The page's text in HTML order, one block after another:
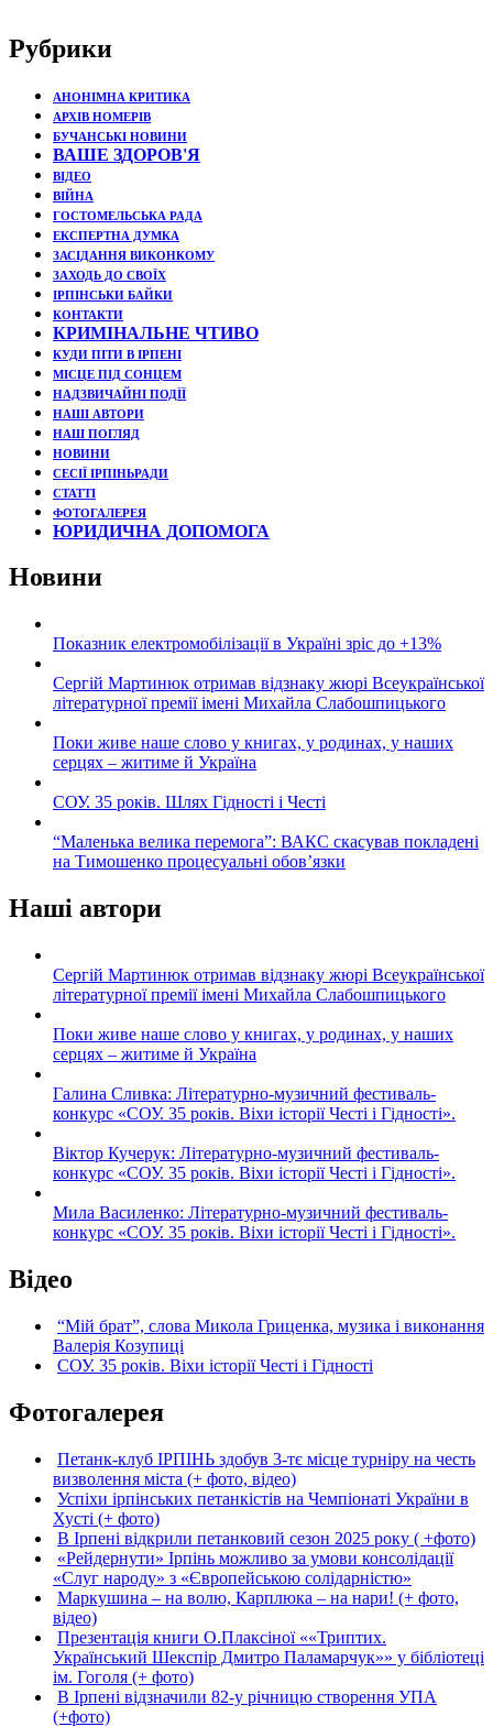
Рубрики
АНОНІМНА КРИТИКА
АРХІВ НОМЕРІВ
БУЧАНСЬКІ НОВИНИ
ВАШЕ ЗДОРОВ'Я
ВІДЕО
ВІЙНА
ГОСТОМЕЛЬСЬКА РАДА
ЕКСПЕРТНА ДУМКА
ЗАСІДАННЯ ВИКОНКОМУ
ЗАХОДЬ ДО СВОЇХ
ІРПІНСЬКИ БАЙКИ
КОНТАКТИ
КРИМІНАЛЬНЕ ЧТИВО
КУДИ ПІТИ В ІРПЕНІ
МІСЦЕ ПІД СОНЦЕМ
НАДЗВИЧАЙНІ ПОДЇЇ
НАШІ АВТОРИ
НАШ ПОГЛЯД
НОВИНИ
СЕСІЇ ІРПІНЬРАДИ
СТАТТІ
ФОТОГАЛЕРЕЯ
ЮРИДИЧНА ДОПОМОГА
Новини
Показник електромобілізації в Україні зріс до +13%
Сергій Мартинюк отримав відзнаку жюрі Всеукраїнської
літературної премії імені Михайла Слабошпицького
Поки живе наше слово у книгах, у родинах, у наших
серцях – житиме й Україна
СОУ. 35 років. Шлях Гідності і Честі
“Маленька велика перемога”: ВАКС скасував покладені
на Тимошенко процесуальні обов’язки
Наші автори
Сергій Мартинюк отримав відзнаку жюрі Всеукраїнської
літературної премії імені Михайла Слабошпицького
Поки живе наше слово у книгах, у родинах, у наших
серцях – житиме й Україна
Галина Сливка: Літературно-музичний фестиваль-
конкурс «СОУ. 35 років. Віхи історії Честі і Гідності».
Віктор Кучерук: Літературно-музичний фестиваль-
конкурс «СОУ. 35 років. Віхи історії Честі і Гідності».
Мила Василенко: Літературно-музичний фестиваль-
конкурс «СОУ. 35 років. Віхи історії Честі і Гідності».
Відео
“Мій брат”, слова Микола Гриценка, музика і виконання
Валерія Козупиці
СОУ. 35 років. Віхи історії Честі і Гідності
Фотогалерея
Петанк-клуб ІРПІНЬ здобув 3-тє місце турніру на честь
визволення міста (+ фото, відео)
Успіхи ірпінських петанкістів на Чемпіонаті України в
Хусті (+ фото)
В Ірпені відкрили петанковий сезон 2025 року ( +фото)
«Рейдернути» Ірпінь можливо за умови консолідації
«Слуг народу» з «Європейською солідарністю»
Маркушина – на волю, Карплюка – на нари! (+ фото,
відео)
Презентація книги О.Плаксіної ««Триптих.
Український Шекспір Дмитро Паламарчук»» у бібліотеці
ім. Гоголя (+ фото)
В Ірпені відзначили 82-у річницю створення УПА
(+фото)